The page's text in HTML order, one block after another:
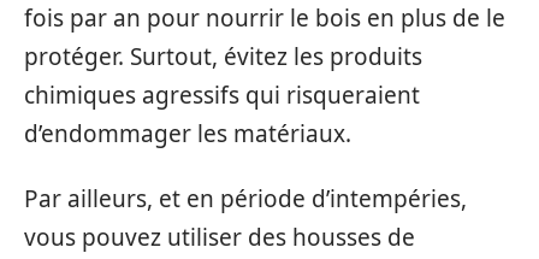
fois par an pour nourrir le bois en plus de le
protéger. Surtout, évitez les produits
chimiques agressifs qui risqueraient
d’endommager les matériaux.
Par ailleurs, et en période d’intempéries,
vous pouvez utiliser des housses de